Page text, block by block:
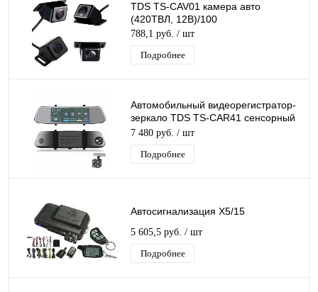
TDS TS-CAV01 камера авто
(420ТВЛ, 12В)/100
788,1 руб. / шт
Подробнее
Автомобильный видеорегистратор-
зеркало TDS TS-CAR41 сенсорный
дисплей 7”, запись звука,Ночная
съемка
7 480 руб. / шт
Подробнее
Автосигнализация X5/15
5 605,5 руб. / шт
Подробнее